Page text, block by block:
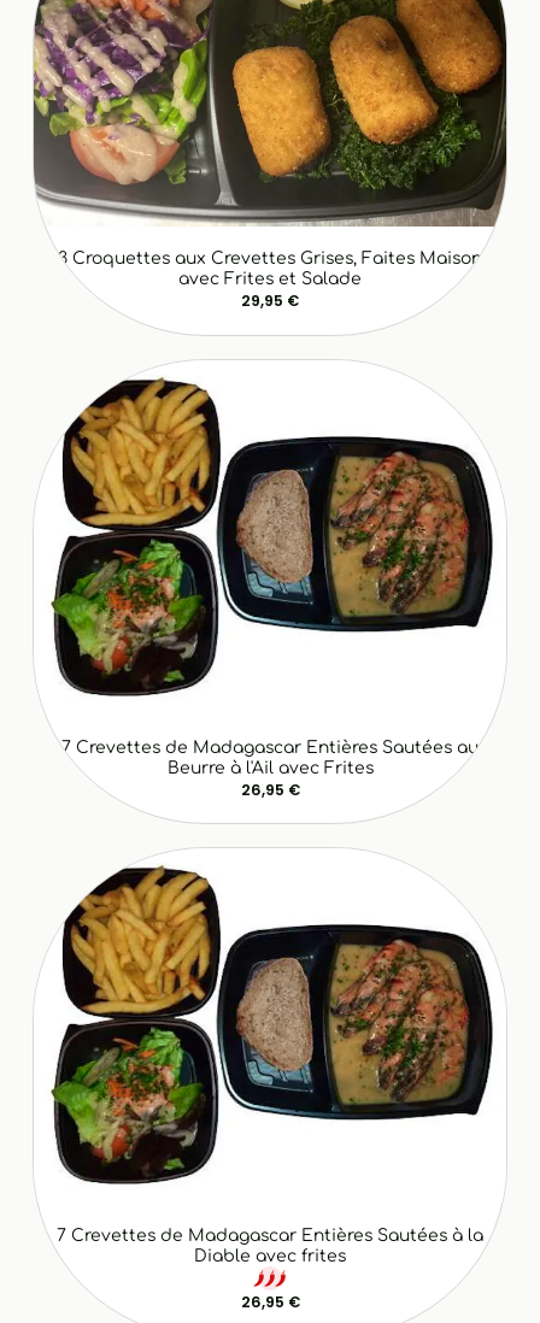
3 Croquettes aux Crevettes Grises, Faites Maison
avec Frites et Salade
29,95 €
7 Crevettes de Madagascar Entières Sautées au
Beurre à l'Ail avec Frites
26,95 €
7 Crevettes de Madagascar Entières Sautées à la
Diable avec frites
26,95 €